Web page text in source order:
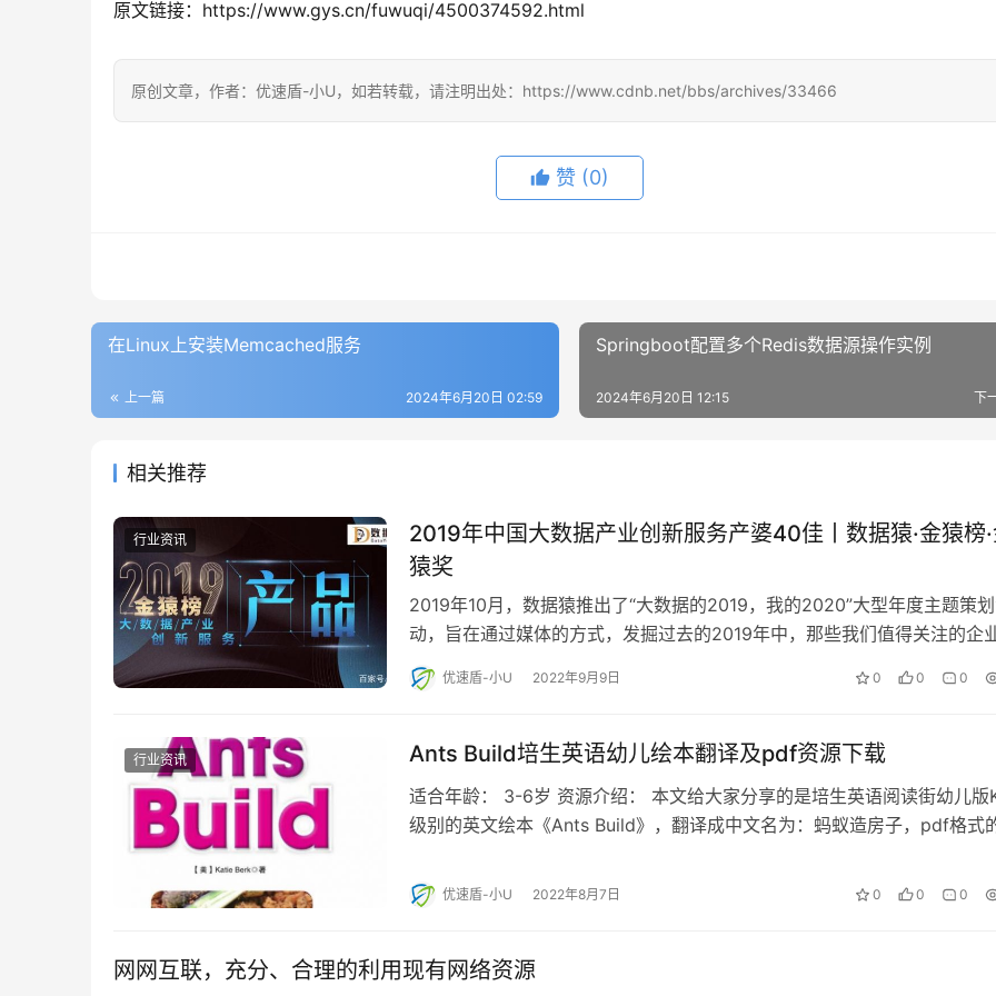
原文链接：https://www.gys.cn/fuwuqi/4500374592.html
原创文章，作者：优速盾-小U，如若转载，请注明出处：https://www.cdnb.net/bbs/archives/33466
赞 (0)
在Linux上安装Memcached服务
上一篇 2024年6月20日 02:59
Springboot配置多个Redis数据源操作实例
下
2024年6月20日 12:15
相关推荐
行业资讯
2019年中国大数据产业创新服务产婆40佳丨数据猿·金猿榜
猿奖
2019年10月，数据猿推出了“大数据的2019，我的2020”大型年度主题策
动，旨在通过媒体的方式，发掘过去的2019年中，那些我们值得关注的企
那些我们值得关心的人，以及…
优速盾-小U 2022年9月9日 0 0 0
行业资讯 Ants Build培生英语幼儿绘本翻译及pdf资源下载
适合年龄： 3-6岁 资源介绍： 本文给大家分享的是培生英语阅读街幼儿版
级别的英文绘本《Ants Build》，翻译成中文名为：蚂蚁造房子，pdf格式
优速盾-小U 2022年8月7日 0 0 0
网网互联，充分、合理的利用现有网络资源